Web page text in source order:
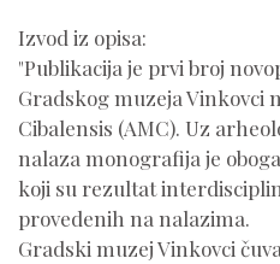
Izvod iz opisa:
"Publikacija je prvi broj
Gradskog muzeja Vinkovci
Cibalensis (AMC). Uz
nalaza monografija je
koji su rezultat
provedenih na nalazima.
Gradski muzej Vinkovci